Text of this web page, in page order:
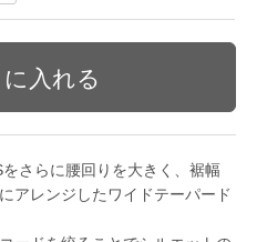
さらに腰回りを大きく、裾幅
アレンジしたワイドテーパード